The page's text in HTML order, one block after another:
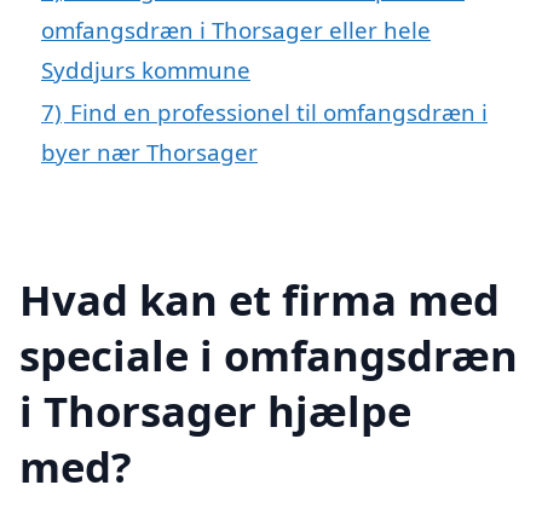
omfangsdræn i Thorsager eller hele
Syddjurs kommune
7) Find en professionel til omfangsdræn i
byer nær Thorsager
Hvad kan et firma med
speciale i omfangsdræn
i Thorsager hjælpe
med?